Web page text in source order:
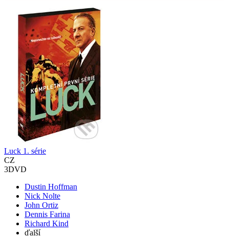
Luck 1. série
CZ
3DVD
Dustin Hoffman
Nick Nolte
John Ortiz
Dennis Farina
Richard Kind
ďalší